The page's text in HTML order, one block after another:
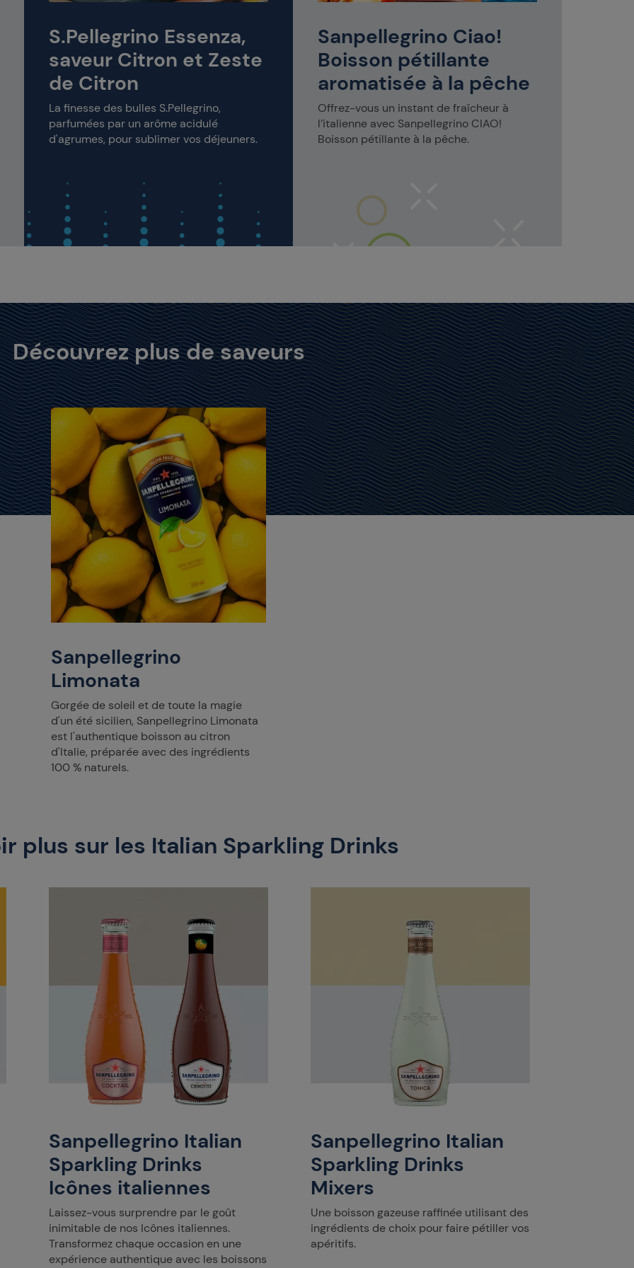
S.Pellegrino Essenza,
saveur Citron et Zeste
de Citron
La finesse des bulles S.Pellegrino,
parfumées par un arôme acidulé
d'agrumes, pour sublimer vos déjeuners.
Sanpellegrino Ciao!
Boisson pétillante
aromatisée à la pêche
Offrez-vous un instant de fraîcheur à
l’italienne avec Sanpellegrino CIAO!
Boisson pétillante à la pêche.
Découvrez plus de saveurs
Sanpellegrino
Limonata
Gorgée de soleil et de toute la magie
d'un été sicilien, Sanpellegrino Limonata
est l'authentique boisson au citron
d'Italie, préparée avec des ingrédients
100 % naturels.
plus sur les Italian Sparkling Drinks
Sanpellegrino Italian
Sparkling Drinks
Icônes italiennes
Laissez-vous surprendre par le goût
inimitable de nos Icônes italiennes.
Transformez chaque occasion en une
expérience authentique avec les boissons
Sanpellegrino Italian
Sparkling Drinks
Mixers
Une boisson gazeuse raffinée utilisant des
ingrédients de choix pour faire pétiller vos
apéritifs.